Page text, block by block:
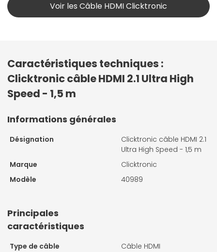
Voir les Câble HDMI Clicktronic
Caractéristiques techniques :
Clicktronic câble HDMI 2.1 Ultra High
Speed - 1,5 m
Informations générales
Désignation
Clicktronic câble HDMI 2.1
Ultra High Speed - 1,5 m
Marque
Clicktronic
Modèle
40989
Principales
caractéristiques
Type de câble Câble HDMI